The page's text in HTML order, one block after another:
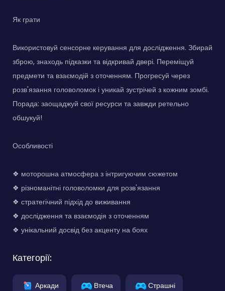
Як грати
Використовуй сенсорне керування для дослідження. Збирай
зброю, знаходь підказки та відкривай двері. Переміщуй
предмети та взаємодій з оточенням. Прогресуй через
розв'язання головоломок і уникай зустрічей з кожним зомбі.
Порада: заощаджуй свої ресурси та завжди ретельно
обшукуй!
Особливості
❖ моторошна атмосфера з інтригуючим сюжетом
❖ різноманітні головоломки для розв'язання
❖ стратегічний підхід до виживання
❖ дослідження та взаємодія з оточенням
❖ унікальний досвід без акценту на боях
Категорії:
Аркади Втеча Страшні